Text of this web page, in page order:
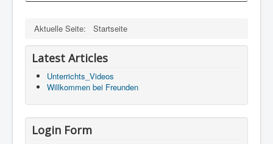
Aktuelle Seite: Startseite
Latest Articles
Unterrichts_Videos
Willkommen bei Freunden
Login Form